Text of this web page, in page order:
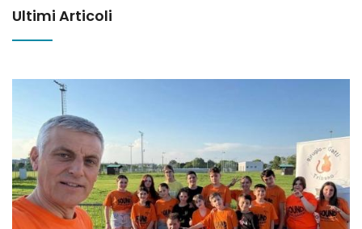
Ultimi Articoli